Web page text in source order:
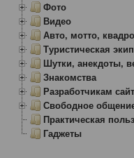
Фото
Видео
Авто, мотто,
Туристическая
Шутки, анекдоты,
Знакомства
Разработчикам
Свободное
Практическая
Гаджеты